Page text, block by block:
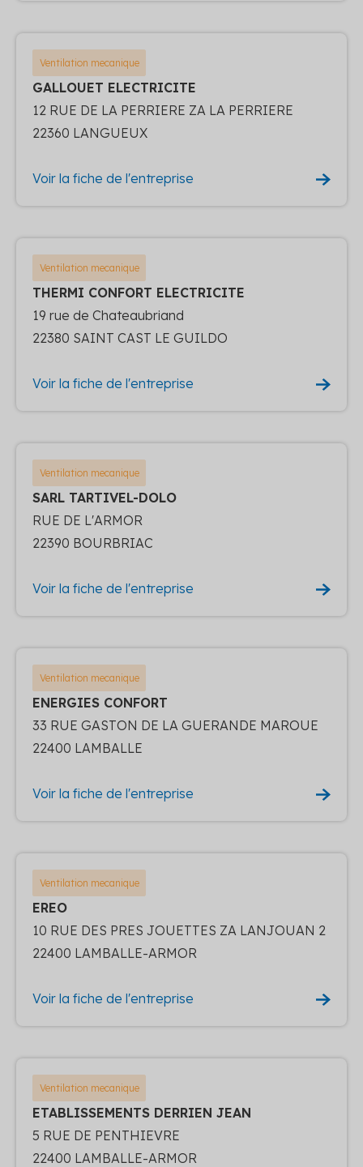
Ventilation mecanique
GALLOUET ELECTRICITE
12 RUE DE LA PERRIERE ZA LA PERRIERE
22360 LANGUEUX
Voir la fiche de l'entreprise
Ventilation mecanique
THERMI CONFORT ELECTRICITE
19 rue de Chateaubriand
22380 SAINT CAST LE GUILDO
Voir la fiche de l'entreprise
Ventilation mecanique
SARL TARTIVEL-DOLO
RUE DE L'ARMOR
22390 BOURBRIAC
Voir la fiche de l'entreprise
Ventilation mecanique
ENERGIES CONFORT
33 RUE GASTON DE LA GUERANDE MAROUE
22400 LAMBALLE
Voir la fiche de l'entreprise
Ventilation mecanique
EREO
10 RUE DES PRES JOUETTES ZA LANJOUAN 2
22400 LAMBALLE-ARMOR
Voir la fiche de l'entreprise
Ventilation mecanique
ETABLISSEMENTS DERRIEN JEAN
5 RUE DE PENTHIEVRE
22400 LAMBALLE-ARMOR